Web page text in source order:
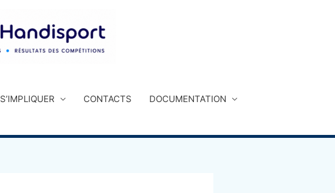
S’IMPLIQUER CONTACTS DOCUMENTATION